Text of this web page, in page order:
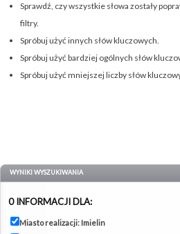
Sprawdź, czy wszystkie słowa zostały
filtry.
Spróbuj użyć innych słów kluczowych.
Spróbuj użyć bardziej ogólnych słów
Spróbuj użyć mniejszej liczby słów
WYNIKI WYSZUKIWANIA
0 INFORMACJI DLA:
Miasto realizacji: Imielin